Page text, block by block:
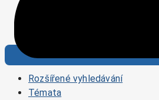
Rozšířené vyhledávání
Témata